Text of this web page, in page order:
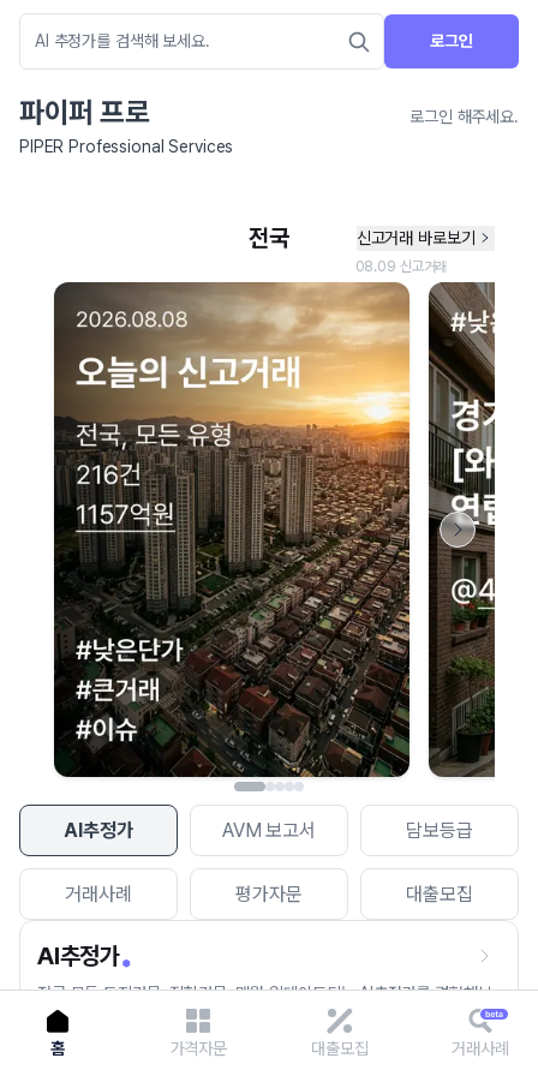
로그인
파이퍼 프로
로그인 해주세요.
PIPER Professional Services
AI추정가 AVM 보고서 담보등급
거래사례 평가자문 대출모집
AI추정가
전국 모든 토지건물, 집합건물, 매월 업데이트되는 AI추정가를 경험해보
세요.
네이버 지도 연결 안내
현재 네이버 지도 연결이 원활하지 않아 지도를 불러올 수 없습니다.
이용에 불편을 드려 죄송합니다.
다시 시도
홈 가격자문 대출모집 거래사례